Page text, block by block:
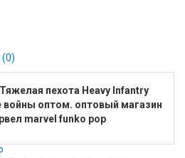
пехота Heavy Infantry
войны оптом. оптовый магазин
marvel funko pop